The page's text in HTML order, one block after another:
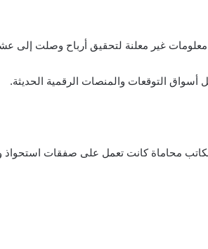
غير معلنة لتحقيق أرباح وصلت إلى
أسواق التوقعات والمنصات الرقمية الحديثة.
محاماة كانت تعمل على صفقات